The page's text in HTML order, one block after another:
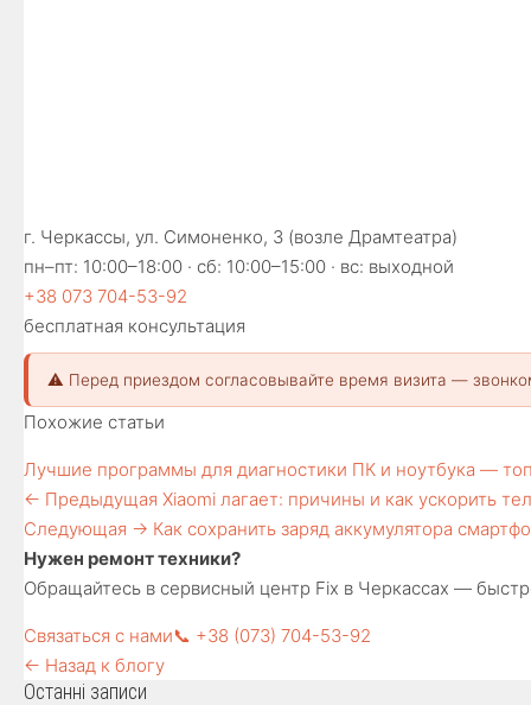
г. Черкассы, ул. Симоненко, 3 (возле Драмтеатра)
пн–пт: 10:00–18:00 · сб: 10:00–15:00 · вс: выходной
+38 073 704-53-92
бесплатная консультация
⚠️ Перед приездом согласовывайте время визита —
Похожие статьи
Лучшие программы для диагностики ПК и ноутбука —
← Предыдущая Xiaomi лагает: причины и как ускорить
Следующая → Как сохранить заряд аккумулятора
Нужен ремонт техники?
Обращайтесь в сервисный центр Fix в Черкассах —
Связаться с нами📞 +38 (073) 704-53-92
← Назад к блогу
Останні записи